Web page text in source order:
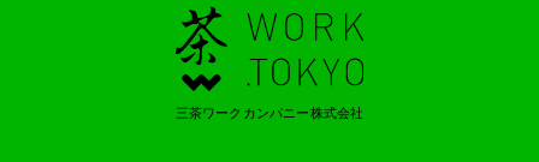
三茶ワークカンパニー株式会社